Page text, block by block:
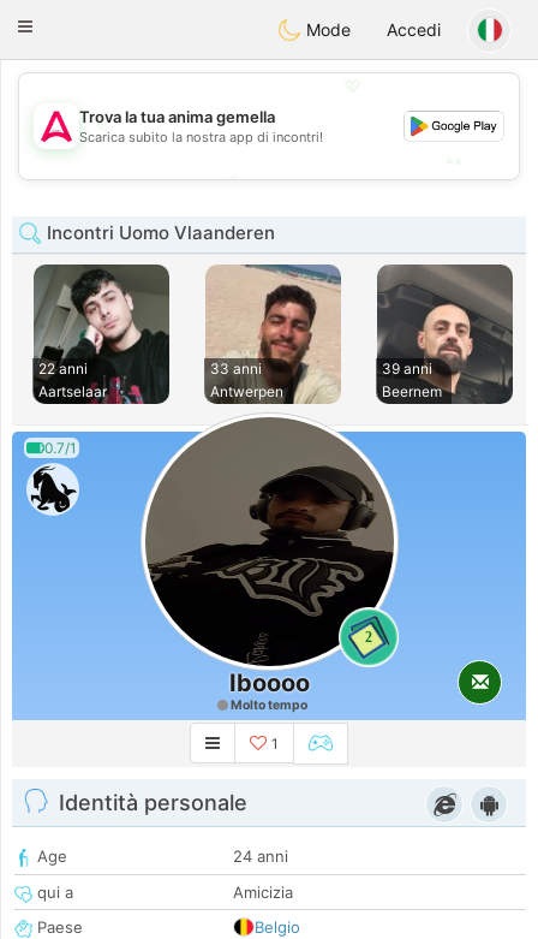
Tantôt
Toggle
Mode Accedi
💖
💕
Trova la tua anima gemella
Scarica subito la nostra app di incontri!
Incontri Uomo Vlaanderen
22 anni
Aartselaar
33 anni
Antwerpen
39 anni
Beernem
0.7/1
2
Iboooo
Molto tempo
1
Identità personale
Age
24 anni
qui a
Amicizia
Paese
Belgio